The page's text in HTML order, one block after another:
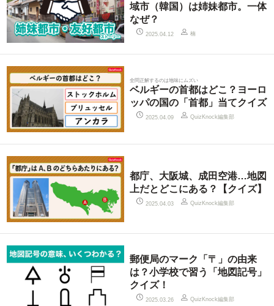
域市（韓国）は姉妹都市。一体
なぜ？
2025.04.12 楠
全問正解するのは地味にムズい
ベルギーの首都はどこ？ヨーロ
ッパの国の「首都」当てクイズ
2025.04.09 QuizKnock編集部
都庁、大阪城、成田空港…地図
上だとどこにある？【クイズ】
2025.04.03 QuizKnock編集部
郵便局のマーク「〒」の由来
は？小学校で習う「地図記号」
クイズ！
2025.03.26 QuizKnock編集部